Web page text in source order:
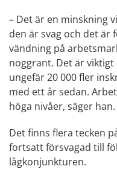
– Det är en minskning
den är svag och det är
vändning på
noggrant. Det är
ungefär 20 000 fler
med ett år sedan.
höga nivåer, säger han.
Det finns flera tecken
fortsatt försvagad till
lågkonjunkturen.